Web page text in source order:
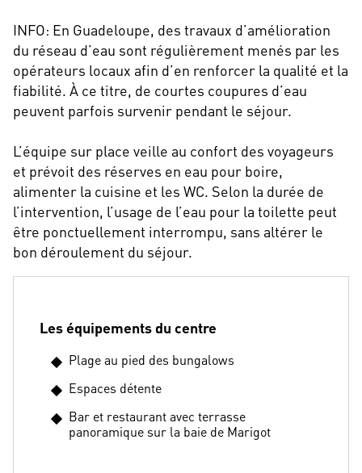
INFO: En Guadeloupe, des travaux d’amélioration
du réseau d’eau sont régulièrement menés par les
opérateurs locaux afin d’en renforcer la qualité et la
fiabilité. À ce titre, de courtes coupures d’eau
peuvent parfois survenir pendant le séjour.
L’équipe sur place veille au confort des voyageurs
et prévoit des réserves en eau pour boire,
alimenter la cuisine et les WC. Selon la durée de
l’intervention, l’usage de l’eau pour la toilette peut
être ponctuellement interrompu, sans altérer le
bon déroulement du séjour.
Les équipements du centre
Plage au pied des bungalows
Espaces détente
Bar et restaurant avec terrasse
panoramique sur la baie de Marigot